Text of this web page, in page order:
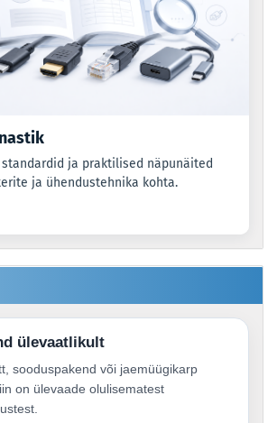
ja praktilised näpunäited
ja ühendustehnika kohta.
ülevaatlikult
sooduspakend või jaemüügikarp
on ülevaade olulisematest